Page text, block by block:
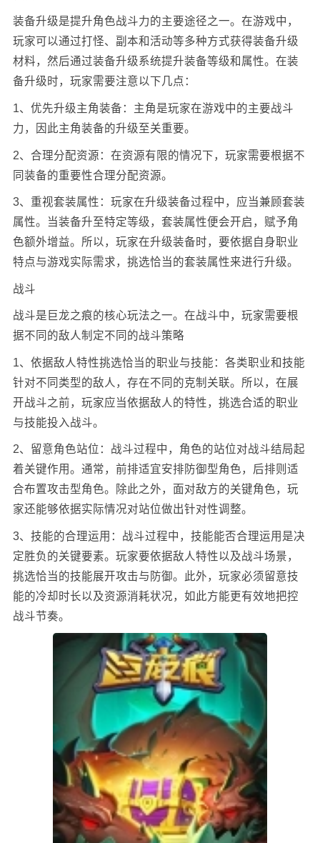
装备升级是提升角色战斗力的主要途径之一。在游戏中，
玩家可以通过打怪、副本和活动等多种方式获得装备升级
材料，然后通过装备升级系统提升装备等级和属性。在装
备升级时，玩家需要注意以下几点：
1、优先升级主角装备： 主角是玩家在游戏中的主要战斗
力，因此主角装备的升级至关重要。
2、合理分配资源： 在资源有限的情况下，玩家需要根据不
同装备的重要性合理分配资源。
3、重视套装属性：玩家在升级装备过程中，应当兼顾套装
属性。当装备升至特定等级，套装属性便会开启，赋予角
色额外增益。所以，玩家在升级装备时，要依据自身职业
特点与游戏实际需求，挑选恰当的套装属性来进行升级。
战斗
战斗是巨龙之痕的核心玩法之一。在战斗中，玩家需要根
据不同的敌人制定不同的战斗策略
1、依据敌人特性挑选恰当的职业与技能：各类职业和技能
针对不同类型的敌人，存在不同的克制关联。所以，在展
开战斗之前，玩家应当依据敌人的特性，挑选合适的职业
与技能投入战斗。
2、留意角色站位：战斗过程中，角色的站位对战斗结局起
着关键作用。通常，前排适宜安排防御型角色，后排则适
合布置攻击型角色。除此之外，面对敌方的关键角色，玩
家还能够依据实际情况对站位做出针对性调整。
3、技能的合理运用：战斗过程中，技能能否合理运用是决
定胜负的关键要素。玩家要依据敌人特性以及战斗场景，
挑选恰当的技能展开攻击与防御。此外，玩家必须留意技
能的冷却时长以及资源消耗状况，如此方能更有效地把控
战斗节奏。